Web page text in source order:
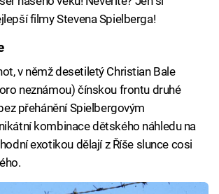
filmy Stevena Spielberga!
v němž desetiletý Christian Bale
neznámou) čínskou frontu druhé
přehánění Spielbergovým
kombinace dětského náhledu na
exotikou dělají z Říše slunce cosi